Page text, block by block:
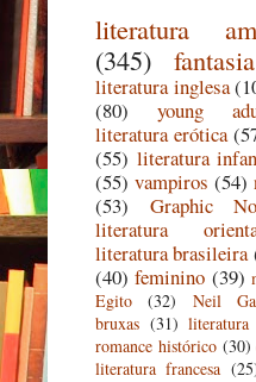
literatura
(345)
fantasia
literatura inglesa
(80)
young
literatura erótica
(55) literatura
(55) vampiros (54)
(53)
Graphic
literatura
literatura brasileira
(40) feminino (39)
Egito
(32) Neil
bruxas (31) literatura
romance histórico (30)
literatura francesa